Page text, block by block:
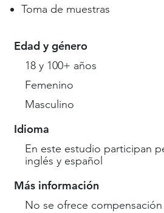
Toma de muestras
Edad y género
18 y 100+ años
Femenino
Masculino
Idioma
En este estudio participan
inglés y español
Más información
No se ofrece compensación